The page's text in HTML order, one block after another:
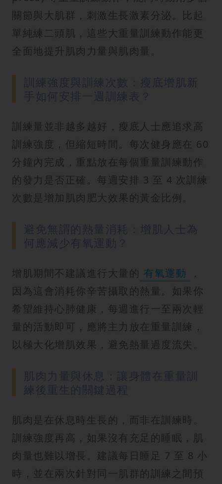
關節與大肌群，刺激生長激素分泌。比起
單純練二頭肌，這些大重量訓練動作能更
全面地提升肌肉力量與肌肉量。
訓練量並非越多越好，瘦底人士應追求高
訓練強度，但縮短時間。每次健身應在 60
分鐘內完成，重點放在每個重量訓練動作
的發力是否正確。每週安排 3 至 4 次訓練
次數是增加肌肉肥大效果的黃金比例。
增肌期間不建議進行大量的 有氧運動
，
因為這會消耗你辛苦攝取的熱量。如果你
希望維持心肺健康，每週進行一至兩次輕
量的活動即可，應將主力放在重量訓練，
以極大化增肌效果，避免熱量過度流失。
肌肉是在休息時生長的，而非在訓練時。
訓練強度再高，如果沒有充足的睡眠，肌
肉量也難以增長。建議每日睡足 7 至 8 小
時，並在兩次針對同一肌群的訓練之間預